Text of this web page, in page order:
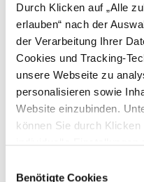
Durch Klicken auf „Alle
erlauben“ nach der
der Verarbeitung Ihrer
Cookies und Tracking-
unsere Webseite zu
personalisieren sowie
Website einzubinden.
können Sie durch
Einwilligung erteilen. Sie
Benötigte Cookies
Stiftung bis 2013 die
zukunftsweisenden